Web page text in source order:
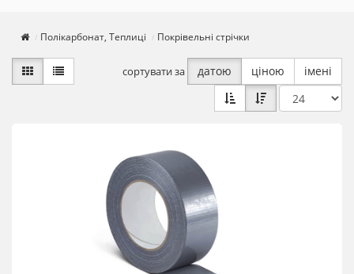
Полікарбонат, Теплиці Покрівельні стрічки
сортувати за датою ціною імені